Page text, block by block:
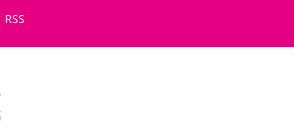
RSS